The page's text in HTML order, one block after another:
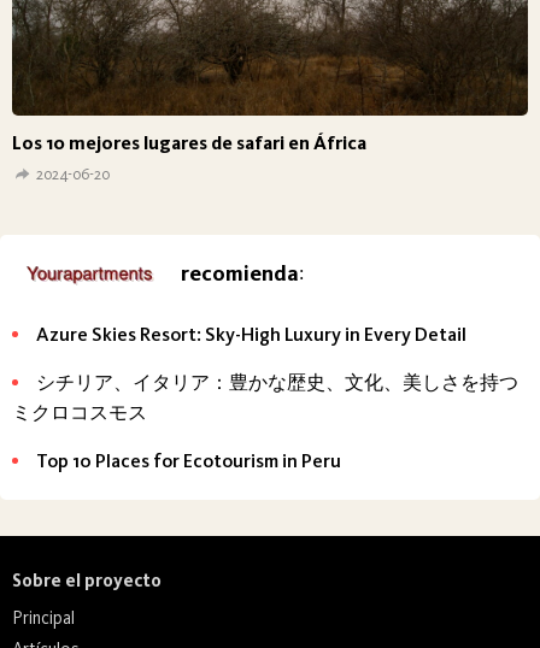
Los 10 mejores lugares de safari en África
2024-06-20
recomienda:
Azure Skies Resort: Sky-High Luxury in Every Detail
シチリア、イタリア：豊かな歴史、文化、美しさを持つ
ミクロコスモス
Top 10 Places for Ecotourism in Peru
Sobre el proyecto
Principal